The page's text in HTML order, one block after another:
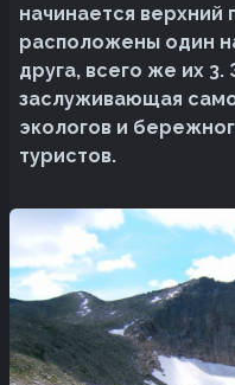
начинается верхний
расположены один
друга, всего же их
заслуживающая
экологов и
туристов.